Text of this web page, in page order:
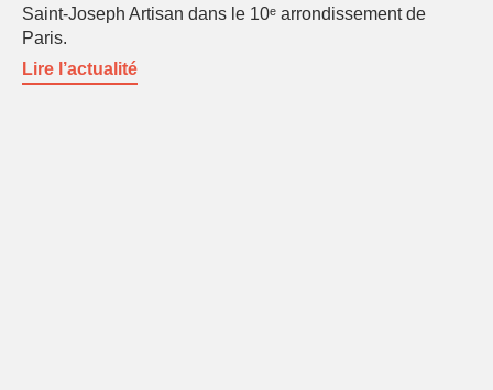
Saint-Joseph Artisan dans le 10ᵉ arrondissement de
Paris.
Lire l’actualité